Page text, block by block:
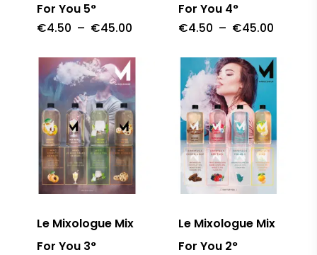
For You 5°
€4.50 – €45.00Plage
€4.50
€45.00
For You 4°
€4.50 – €45.00
€4.50
€45.00
Le Mixologue Mix
For You 3°
Le Mixologue Mix
For You 2°